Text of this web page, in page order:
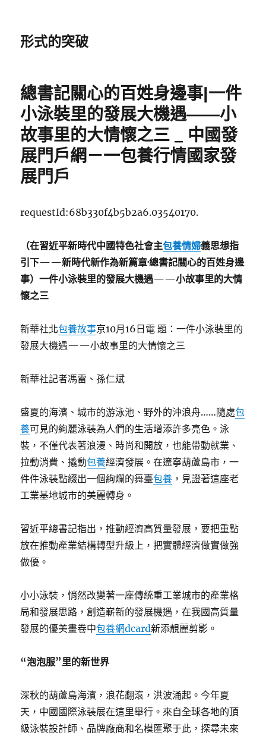
形式的突破
總書記關心的百姓身邊事|一件
小泳裝里的發展大機遇——小
故事里的大情懷之三 _ 中國發
展門戶網－一包養行情國家發
展門戶
requestId:68b330f4b5b2a6.03540170.
（在習近平新時代中國特色社會主包養情婦義思想指
引下——新時代新作為新篇章·總書記關心的百姓身邊
事）一件小泳裝里的發展大機遇——小故事里的大情
懷之三
新華社北包養故事京10月16日電 題：一件小泳裝里的
發展大機遇——小故事里的大情懷之三
新華社記者馮雷、孫仁斌
盛夏的海濱、城市的游泳池、野外的沖浪舟……隨處包
養可見的絢麗泳裝為人們的生活增添許多亮色。泳
裝，不僅代表著浪漫、時尚和開放，也能帶動就業、
拉動消費、撬動包養經濟發展。在遼寧葫蘆島市，一
件件泳裝點綴出一個絢爛的舞臺包養 ，見證著這座老
工業基地城市的美麗轉身。
習近平總書記指出，推動經濟高質量發展，要把重點
放在推動產業結構轉型升級上，把實體經濟做實做強
做優。
小小泳裝，悄然改變著一座傳統重工業城市的產業格
局和發展思路，創造嶄新的發展機遇，在我國高質量
發展的優美畫卷中包養網dcard新添靚麗剪影。
“泡泡服”里的新世界
深秋的葫蘆島海濱，浪花翻滾，洪波涌起。今年夏
天，中國國際泳裝展在這里舉行。來自全球各地的頂
級泳裝設計師、品牌廠商和名模匯聚于此，探尋未來